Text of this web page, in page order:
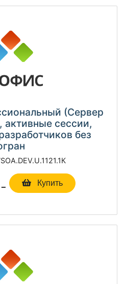
(Сервер
сессии,
без
Купить